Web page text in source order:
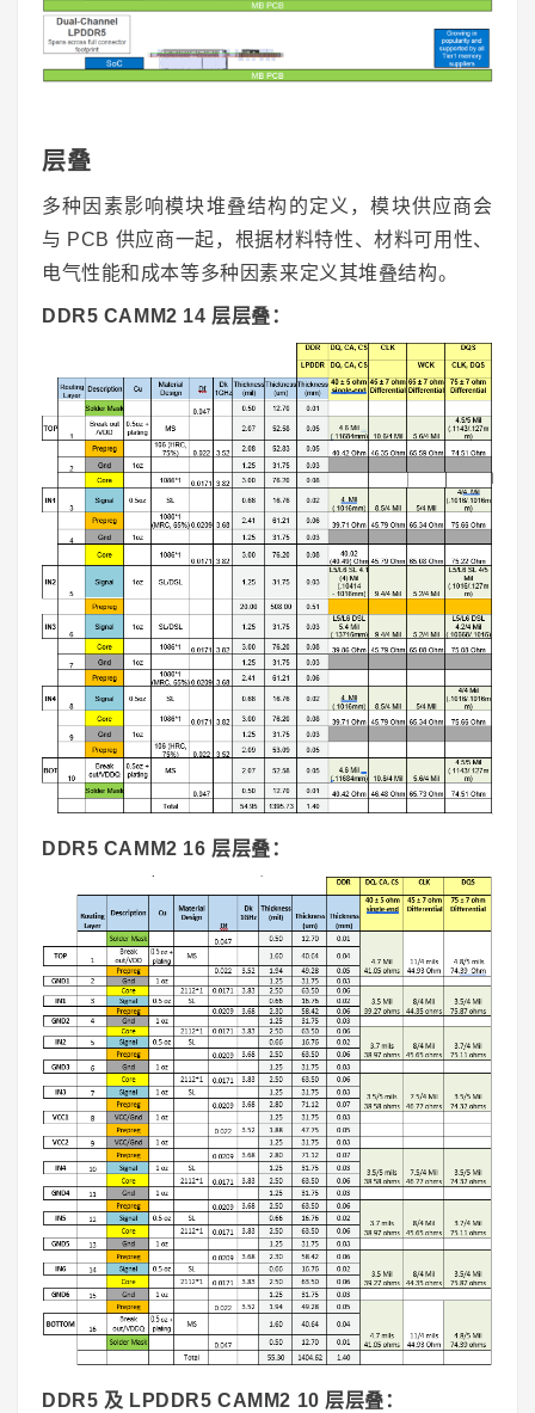
层叠
多种因素影响模块堆叠结构的定义，模块供应商会
与 PCB 供应商一起，根据材料特性、材料可用性、
电气性能和成本等多种因素来定义其堆叠结构。
DDR5 CAMM2 14 层层叠：
DDR5 CAMM2 16 层层叠：
DDR5 及 LPDDR5 CAMM2 10 层层叠：